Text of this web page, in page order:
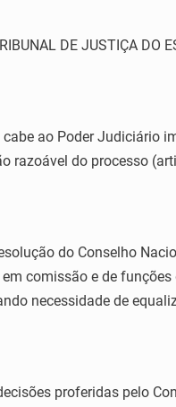
DE JUSTIÇA
cabe ao Poder
razoável do processo
do Conselho
comissão e de
necessidade de
proferidas pelo